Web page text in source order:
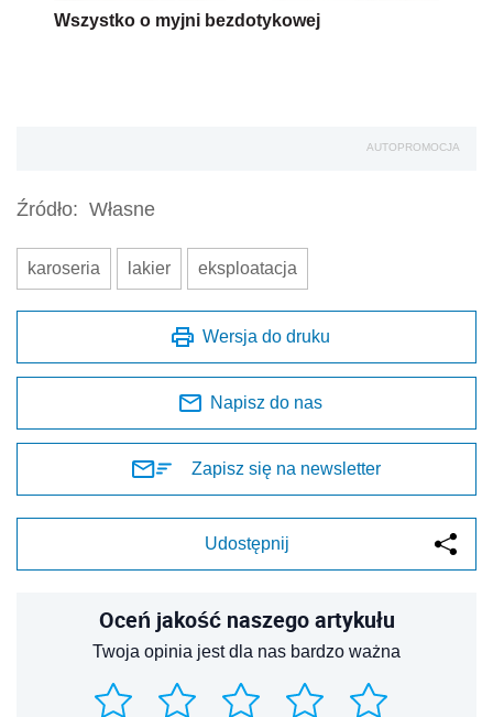
Wszystko o myjni bezdotykowej
AUTOPROMOCJA
Źródło: Własne
karoseria lakier eksploatacja
Wersja do druku
Napisz do nas
Zapisz się na newsletter
Udostępnij
Oceń jakość naszego artykułu
Twoja opinia jest dla nas bardzo ważna